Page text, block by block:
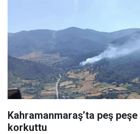
Kahramanmaraş’ta peş peşe
korkuttu